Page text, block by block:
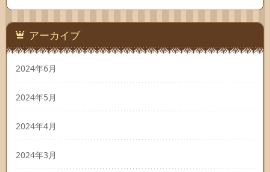
アーカイブ
2024年6月
2024年5月
2024年4月
2024年3月